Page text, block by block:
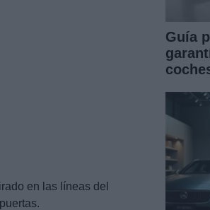
en las líneas del
Guía